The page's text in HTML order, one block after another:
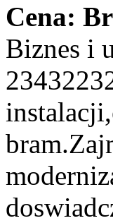
Cena:
Biznes i